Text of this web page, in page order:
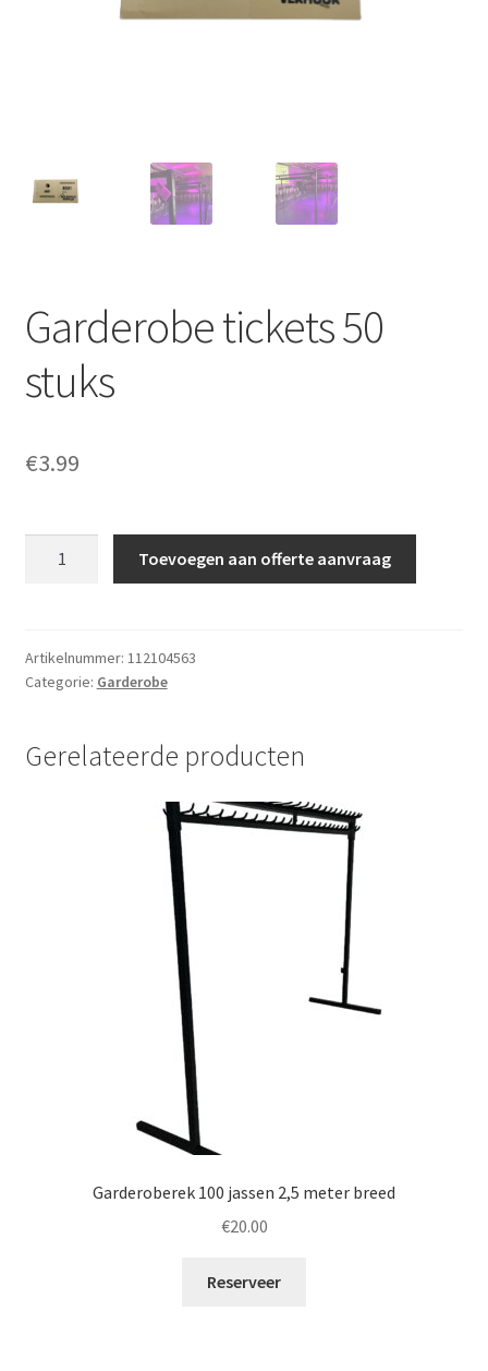
Garderobe tickets 50
stuks
€3.99
aantal
Toevoegen aan offerte aanvraag
Artikelnummer: 112104563
Categorie: Garderobe
Gerelateerde producten
Garderoberek 100 jassen 2,5 meter breed
€20.00
Reserveer